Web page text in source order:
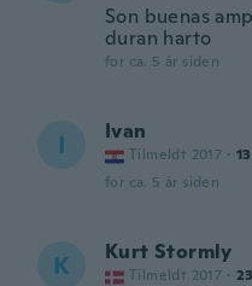
Son buenas
duran harto
for ca. 5 år siden
I Ivan
Tilmeldt 2017 · 13
for ca. 5 år siden
K Kurt Stormly
Tilmeldt 2017 · 23